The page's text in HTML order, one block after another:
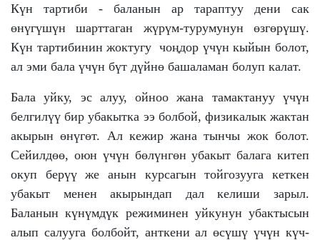
Күн тартиби - баланын ар тараптуу дени сак
өнүгүшүн шарттаган жүрүм-турумунун өзгөрүшү.
Күн тартибинин жоктугу чоңдор үчүн кыйын болот,
ал эми бала үчүн бүт дүйнө башаламан болуп калат.
Бала уйку, эс алуу, ойноо жана тамактануу үчүн
белгилүү бир убакытка ээ болбой, физикалык жактан
акырын өнүгөт. Ал кежир жана тынчы жок болот.
Сейилдөө, оюн үчүн бөлүнгөн убакыт балага китеп
окуп берүү же анын курсагын тойгозууга кеткен
убакыт менен акырындап дал келиши зарыл.
Баланын күнүмдүк режиминен уйкунун убактысын
алып салууга болбойт, анткени ал өсүшү үчүн күч-